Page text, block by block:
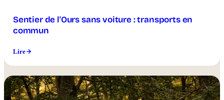
Sentier de l'Ours sans voiture : transports en
commun
Lire